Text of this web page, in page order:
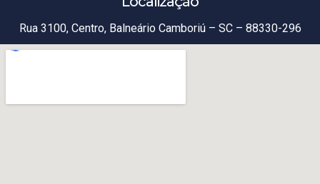
Rua 3100, Centro, Balneário Camboriú – SC – 88330-296